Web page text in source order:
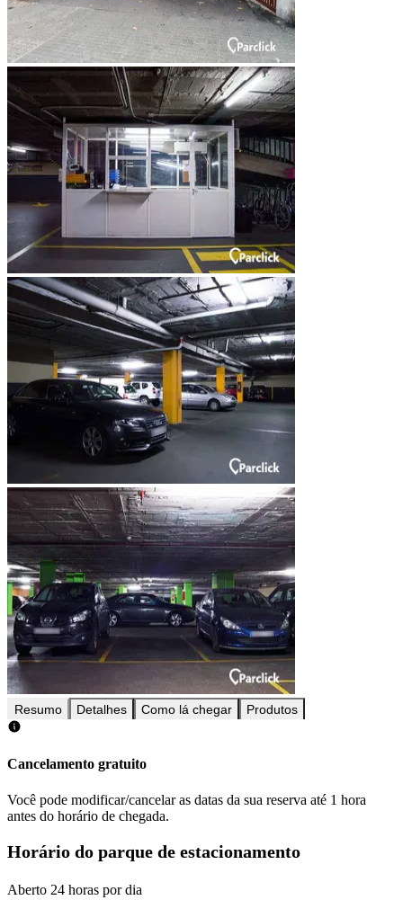
Resumo Detalhes Como lá chegar Produtos
Cancelamento gratuito
Você pode modificar/cancelar as datas da sua reserva até 1 hora
antes do horário de chegada.
Horário do parque de estacionamento
Aberto 24 horas por dia